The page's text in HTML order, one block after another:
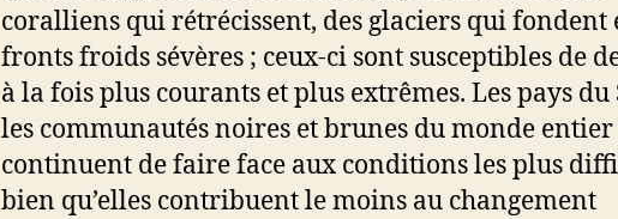
coralliens qui rétrécissent, des glaciers qui fondent
fronts froids sévères ; ceux-ci sont susceptibles de
à la fois plus courants et plus extrêmes. Les pays du
les communautés noires et brunes du monde entier
continuent de faire face aux conditions les plus
bien qu’elles contribuent le moins au changement